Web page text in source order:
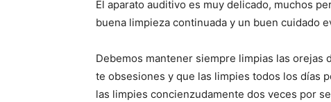
El aparato auditivo es muy delicado, muchos
buena limpieza continuada y un buen cuidado
Debemos mantener siempre limpias las orejas
te obsesiones y que las limpies todos los días
las limpies concienzudamente dos veces por